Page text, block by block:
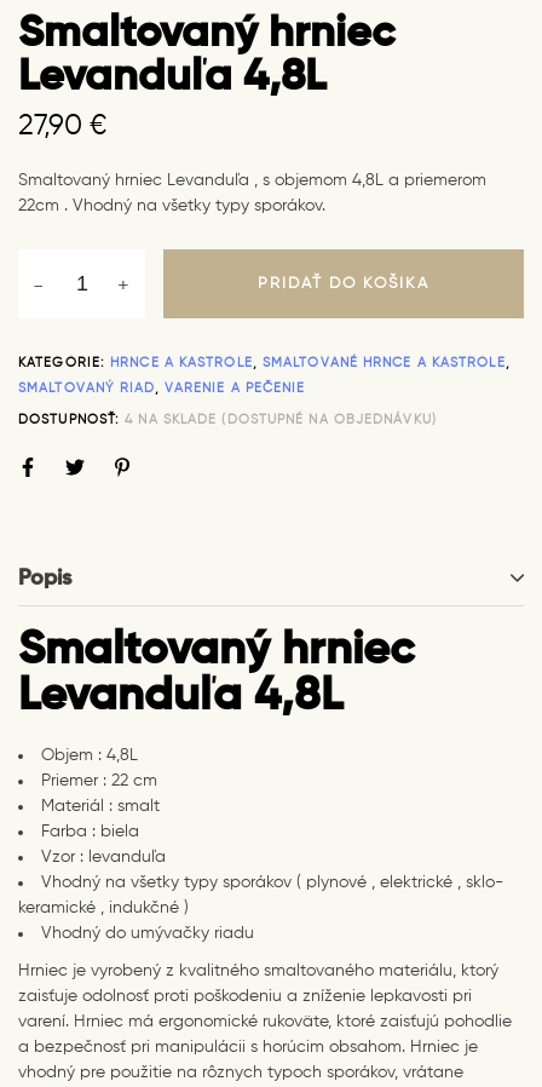
Smaltovaný hrniec
Levanduľa 4,8L
27,90 €
Smaltovaný hrniec Levanduľa , s objemom 4,8L a priemerom
22cm . Vhodný na všetky typy sporákov.
LEVANDUĽA
4,8L
QUANTITY
PRIDAŤ DO KOŠÍKA
KATEGÓRIE: HRNCE A KASTRÓLE SMALTOVANÉ HRNCE A KASTRÓLE
SMALTOVANÝ RIAD
VARENIE A PEČENIE
DOSTUPNOSŤ:4 NA SKLADE (DOSTUPNÉ NA OBJEDNÁVKU)
Popis
Smaltovaný hrniec
Levanduľa 4,8L
Objem : 4,8L
Priemer : 22 cm
Materiál : smalt
Farba : biela
Vzor : levanduľa
Vhodný na všetky typy sporákov ( plynové , elektrické , sklo-
keramické , indukčné )
Vhodný do umývačky riadu
Hrniec je vyrobený z kvalitného smaltovaného materiálu, ktorý
zaisťuje odolnosť proti poškodeniu a zníženie lepkavosti pri
varení. Hrniec má ergonomické rukoväte, ktoré zaisťujú pohodlie
a bezpečnosť pri manipulácii s horúcim obsahom. Hrniec je
vhodný pre použitie na rôznych typoch sporákov, vrátane